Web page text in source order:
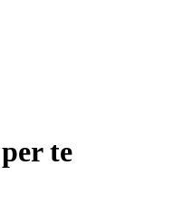
te